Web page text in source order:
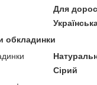
Для
обкладинки
Сірий